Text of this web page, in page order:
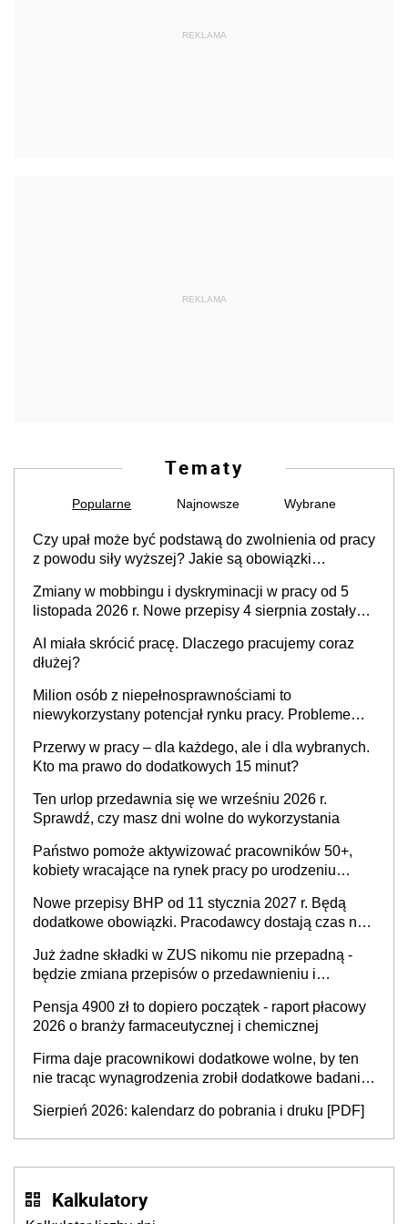
REKLAMA
REKLAMA
Tematy
Popularne Najnowsze Wybrane
Czy upał może być podstawą do zwolnienia od pracy
z powodu siły wyższej? Jakie są obowiązki
Zmiany w mobbingu i dyskryminacji w pracy od 5
listopada 2026 r. Nowe przepisy 4 sierpnia zostały
AI miała skrócić pracę. Dlaczego pracujemy coraz
dłużej?
Milion osób z niepełnosprawnościami to
niewykorzystany potencjał rynku pracy. Problemem
refundacji, ale bariery po stronie systemu i
świadomości pracodawców [WYWIAD]
Przerwy w pracy – dla każdego, ale i dla wybranych.
Kto ma prawo do dodatkowych 15 minut?
Ten urlop przedawnia się we wrześniu 2026 r.
Sprawdź, czy masz dni wolne do wykorzystania
Państwo pomoże aktywizować pracowników 50+,
kobiety wracające na rynek pracy po urodzeniu
neuroatypowe. Powstanie Fundusz na rzecz
Inkluzywności w Zatrudnianiu?
Nowe przepisy BHP od 11 stycznia 2027 r. Będą
dodatkowe obowiązki. Pracodawcy dostają czas na
Już żadne składki w ZUS nikomu nie przepadną -
będzie zmiana przepisów o przedawnieniu i
Pensja 4900 zł to dopiero początek - raport płacowy
2026 o branży farmaceutycznej i chemicznej
Firma daje pracownikowi dodatkowe wolne, by ten
nie tracąc wynagrodzenia zrobił dodatkowe badania.
Sierpień 2026: kalendarz do pobrania i druku [PDF]
Kalkulatory